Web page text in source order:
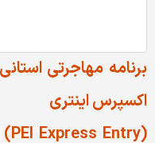
برنامه مهاجرتی
اکسپرس اینتری
(
PEI Express Entry
)